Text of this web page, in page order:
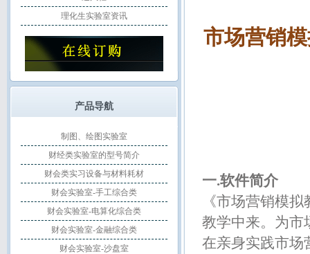
理化生实验室资讯
产品导航
制图、绘图实验室
财经类实验室的型号简介
财会类实习设备与材料耗材
财会实验室-手工综合类
财会实验室-电算化综合类
财会实验室-金融综合类
财会实验室-沙盘室
市场营销
一.软件简介
《市场营销模
教学中来。为市
在亲身实践市场